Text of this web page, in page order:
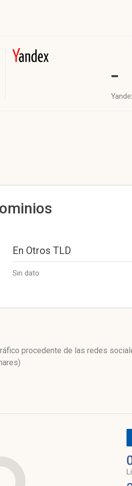
-
En Otros TLD
Sin dato
procedente de las redes